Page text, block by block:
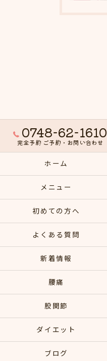
0748-62-1610
完全予約 ご予約・お問い合わせ
ホーム
メニュー
初めての方へ
よくある質問
新着情報
腰痛
股関節
ダイエット
ブログ